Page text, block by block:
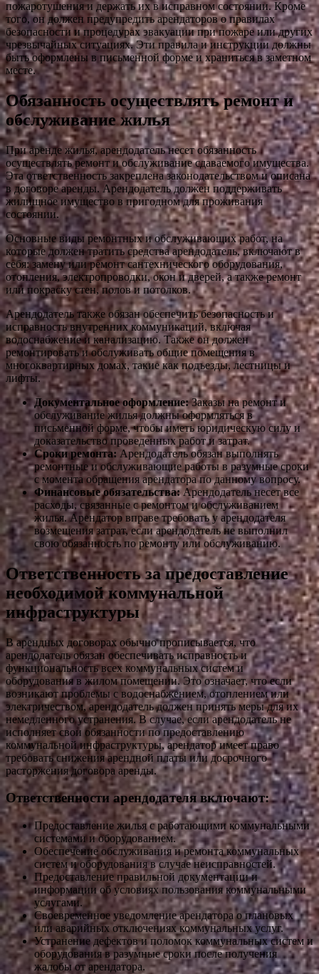
пожаротушения и держать их в исправном состоянии. Кроме
того, он должен предупредить арендаторов о правилах
безопасности и процедурах эвакуации при пожаре или других
чрезвычайных ситуациях. Эти правила и инструкции должны
быть оформлены в письменной форме и храниться в заметном
месте.
Обязанность осуществлять ремонт и
обслуживание жилья
При аренде жилья, арендодатель несет обязанность
осуществлять ремонт и обслуживание сдаваемого имущества.
Эта ответственность закреплена законодательством и описана
в договоре аренды. Арендодатель должен поддерживать
жилищное имущество в пригодном для проживания
состоянии.
Основные виды ремонтных и обслуживающих работ, на
которые должен тратить средства арендодатель, включают в
себя: замену или ремонт сантехнического оборудования,
отопления, электропроводки, окон и дверей, а также ремонт
или покраску стен, полов и потолков.
Арендодатель также обязан обеспечить безопасность и
исправность внутренних коммуникаций, включая
водоснабжение и канализацию. Также он должен
ремонтировать и обслуживать общие помещения в
многоквартирных домах, такие как подъезды, лестницы и
лифты.
Документальное оформление:Заказы на ремонт и
обслуживание жилья должны оформляться в
письменной форме, чтобы иметь юридическую силу и
доказательство проведенных работ и затрат.
Сроки ремонта: Арендодатель обязан выполнять
ремонтные и обслуживающие работы в разумные сроки
с момента обращения арендатора по данному вопросу.
Финансовые обязательства:Арендодатель несет все
расходы, связанные с ремонтом и обслуживанием
жилья. Арендатор вправе требовать у арендодателя
возмещения затрат, если арендодатель не выполнил
свою обязанность по ремонту или обслуживанию.
Ответственность за предоставление
необходимой коммунальной
инфраструктуры
В арендных договорах обычно прописывается, что
арендодатель обязан обеспечивать исправность и
функциональность всех коммунальных систем и
оборудования в жилом помещении. Это означает, что если
возникают проблемы с водоснабжением, отоплением или
электричеством, арендодатель должен принять меры для их
немедленного устранения. В случае, если арендодатель не
исполняет свои обязанности по предоставлению
коммунальной инфраструктуры, арендатор имеет право
требовать снижения арендной платы или досрочного
расторжения договора аренды.
Ответственности арендодателя включают:
Предоставление жилья с работающими коммунальными
системами и оборудованием.
Обеспечение обслуживания и ремонта коммунальных
систем и оборудования в случае неисправностей.
Предоставление правильной документации и
информации об условиях пользования коммунальными
услугами.
Своевременное уведомление арендатора о плановых
или аварийных отключениях коммунальных услуг.
Устранение дефектов и поломок коммунальных систем и
оборудования в разумные сроки после получения
жалобы от арендатора.